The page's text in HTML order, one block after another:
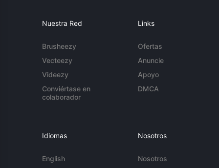
Nuestra Red
Brusheezy
Vecteezy
Videezy
Conviértase en
colaborador
Links
Ofertas
Anuncie
Apoyo
DMCA
Idiomas
English
Nosotros
Nosotros